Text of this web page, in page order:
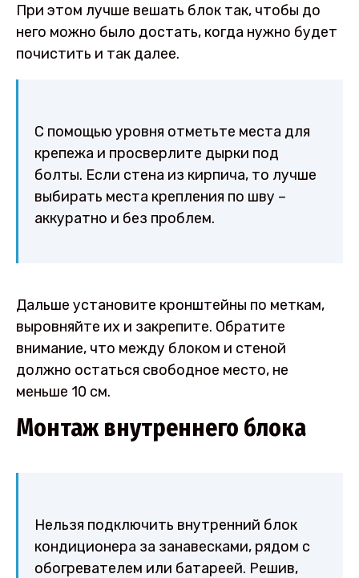
При этом лучше вешать блок так, чтобы до
него можно было достать, когда нужно будет
почистить и так далее.
С помощью уровня отметьте места для
крепежа и просверлите дырки под
болты. Если стена из кирпича, то лучше
выбирать места крепления по шву –
аккуратно и без проблем.
Дальше установите кронштейны по меткам,
выровняйте их и закрепите. Обратите
внимание, что между блоком и стеной
должно остаться свободное место, не
меньше 10 см.
Монтаж внутреннего блока
Нельзя подключить внутренний блок
кондиционера за занавесками, рядом с
обогревателем или батареей. Решив,